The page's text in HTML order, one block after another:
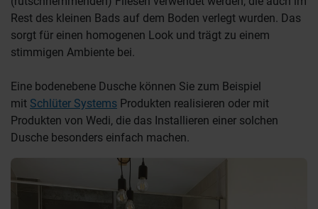
Rest des kleinen Bads auf dem Boden verlegt wurden. Das
sorgt für einen homogenen Look und trägt zu einem
stimmigen Ambiente bei.
Eine bodenebene Dusche können Sie zum Beispiel
mit Schlüter Systems Produkten realisieren oder mit
Produkten von Wedi, die das Installieren einer solchen
Dusche besonders einfach machen.